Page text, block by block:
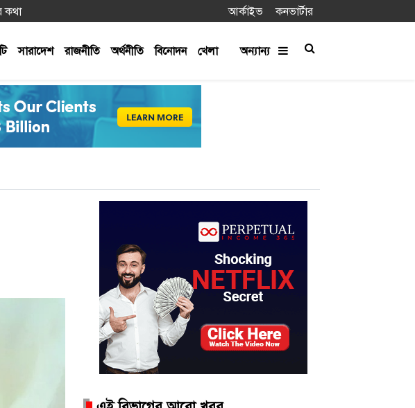
কথা আর্কাইভ কনভার্টার
সারাদেশ রাজনীতি অর্থনীতি বিনোদন খেলা অন্যান্য